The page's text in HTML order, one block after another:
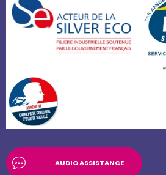
AUDIO ASSISTANCE